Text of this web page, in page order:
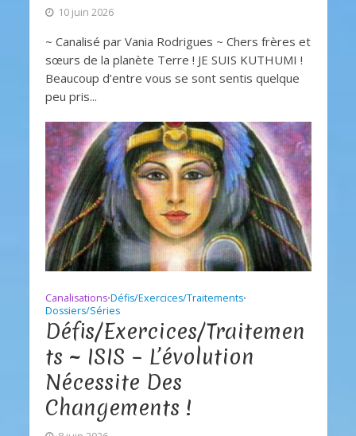
10 juin 2026
~ Canalisé par Vania Rodrigues ~ Chers frères et
sœurs de la planète Terre ! JE SUIS KUTHUMI !
Beaucoup d’entre vous se sont sentis quelque
peu pris...
Canalisations•Défis/Exercices/Traitements•
Dossiers/Séries
Défis/Exercices/Traitemen
ts ~ ISIS – L’évolution
Nécessite Des
Changements !